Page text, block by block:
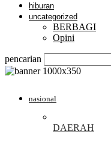
hiburan
uncategorized
BERBAGI
Opini
pencarian
nasional
DAERAH